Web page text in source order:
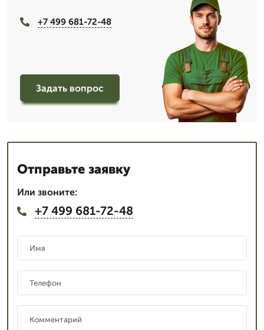
+7 499 681-72-48
Задать вопрос
Отправьте заявку
Или звоните:
+7 499 681-72-48